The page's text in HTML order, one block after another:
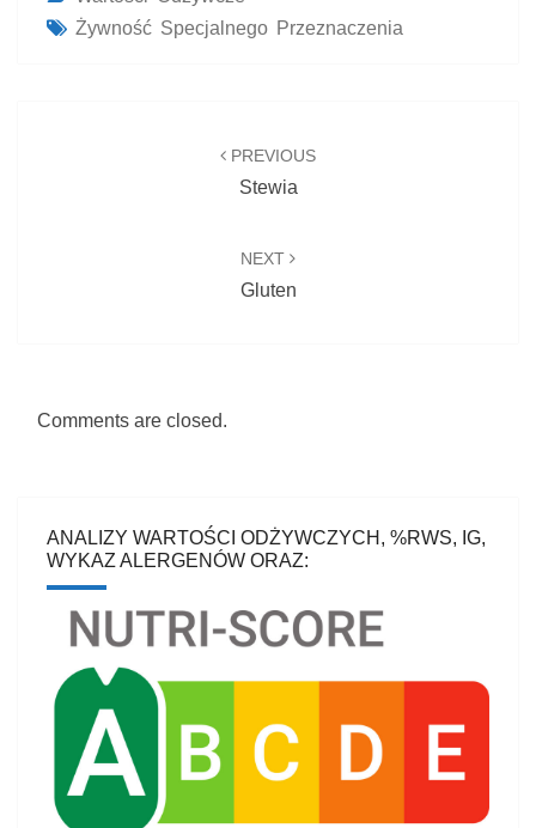
Żywność Specjalnego Przeznaczenia
PREVIOUS
Stewia
NEXT
Gluten
Comments are closed.
ANALIZY WARTOŚCI ODŻYWCZYCH, %RWS, IG,
WYKAZ ALERGENÓW ORAZ: